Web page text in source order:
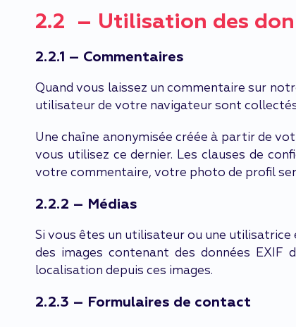
2.2 – Utilisation des
2.2.1 – Commentaires
Quand vous laissez un commentaire sur
utilisateur de votre navigateur sont
Une chaîne anonymisée créée à partir de
vous utilisez ce dernier. Les clauses de
votre commentaire, votre photo de profil
2.2.2 – Médias
Si vous êtes un utilisateur ou une utilisatrice
des images contenant des données
localisation depuis ces images.
2.2.3 – Formulaires de contact